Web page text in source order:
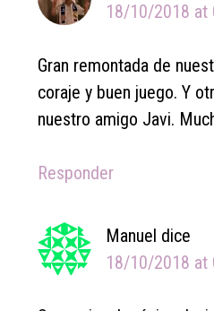
18/10/2018 at
Gran remontada de
coraje y buen juego. Y
nuestro amigo Javi.
Responder
Manuel dice
18/10/2018 at